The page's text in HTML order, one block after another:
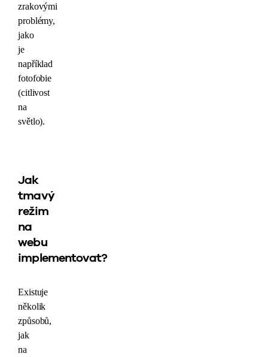
zrakovými
problémy,
jako
je
například
fotofobie
(citlivost
na
světlo).
Jak
tmavý
režim
na
webu
implementovat?
Existuje
několik
způsobů,
jak
na